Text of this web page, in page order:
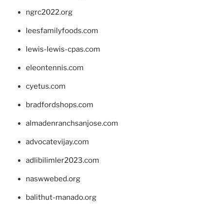
ngrc2022.org
leesfamilyfoods.com
lewis-lewis-cpas.com
eleontennis.com
cyetus.com
bradfordshops.com
almadenranchsanjose.com
advocatevijay.com
adlibilimler2023.com
naswwebed.org
balithut-manado.org